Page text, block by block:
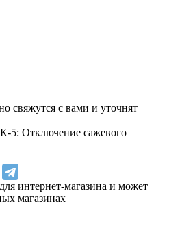
свяжутся с вами и уточнят
5: Отключение сажевого
интернет-магазина и может
магазинах